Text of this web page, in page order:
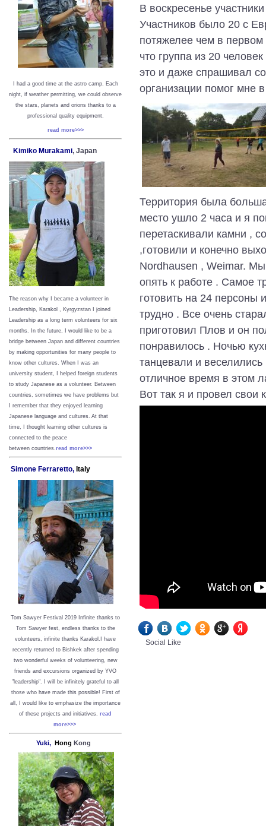
I had a good time at the astro camp. Each
night, if weather permitting, we could observe
the stars, planets and orions thanks to a
professional quality equipment.
read more>>>
Kimiko Murakami, Japan
The reason why I became a volunteer in
Leadership, Karakol , Kyrgyzstan I joined
Leadership as a long term volunteers for six
months. In the future, I would like to be a
bridge between Japan and different countries
by making opportunities for many people to
know other cultures. When I was an
university student, I helped foreign students
to study Japanese as a volunteer. Between
countries, sometimes we have problems but
I remember that they enjoyed learning
Japanese language and cultures. At that
time, I thought learning other cultures is
connected to the peace
between countries.read more>>>
Simone Ferraretto, Italy
Tom Sawyer Festival 2019 nfinite thanks to
Tom Sawyer fest, endless thanks to the
volunteers, infinite thanks Karakol.
I have
recently returned to Bishkek after spending
two wonderful weeks of volunteering, new
friends and excursions organized by YVO
"leadership". I will be infinitely grateful to all
those who have made this possible! First of
all, I would like to emphasize the importance
of these projects and initiatives. read
more>>>
Yuki, Hong Kong
В воскресенье
Участников было 20 с
потяжелее чем в первом
что группа из 20
это и даже спрашивал
организации помог мне
Территория была
место ушло 2 часа и я
перетаскивали камни ,
,готовили и конечно
Nordhausen , Weimar.
опять к работе . Самое
готовить на 24 персоны
трудно . Все очень
приготовил Плов и он
понравилось . Ночью
танцевали и
отличное время в этом
Вот так я и провел свои
Social Like